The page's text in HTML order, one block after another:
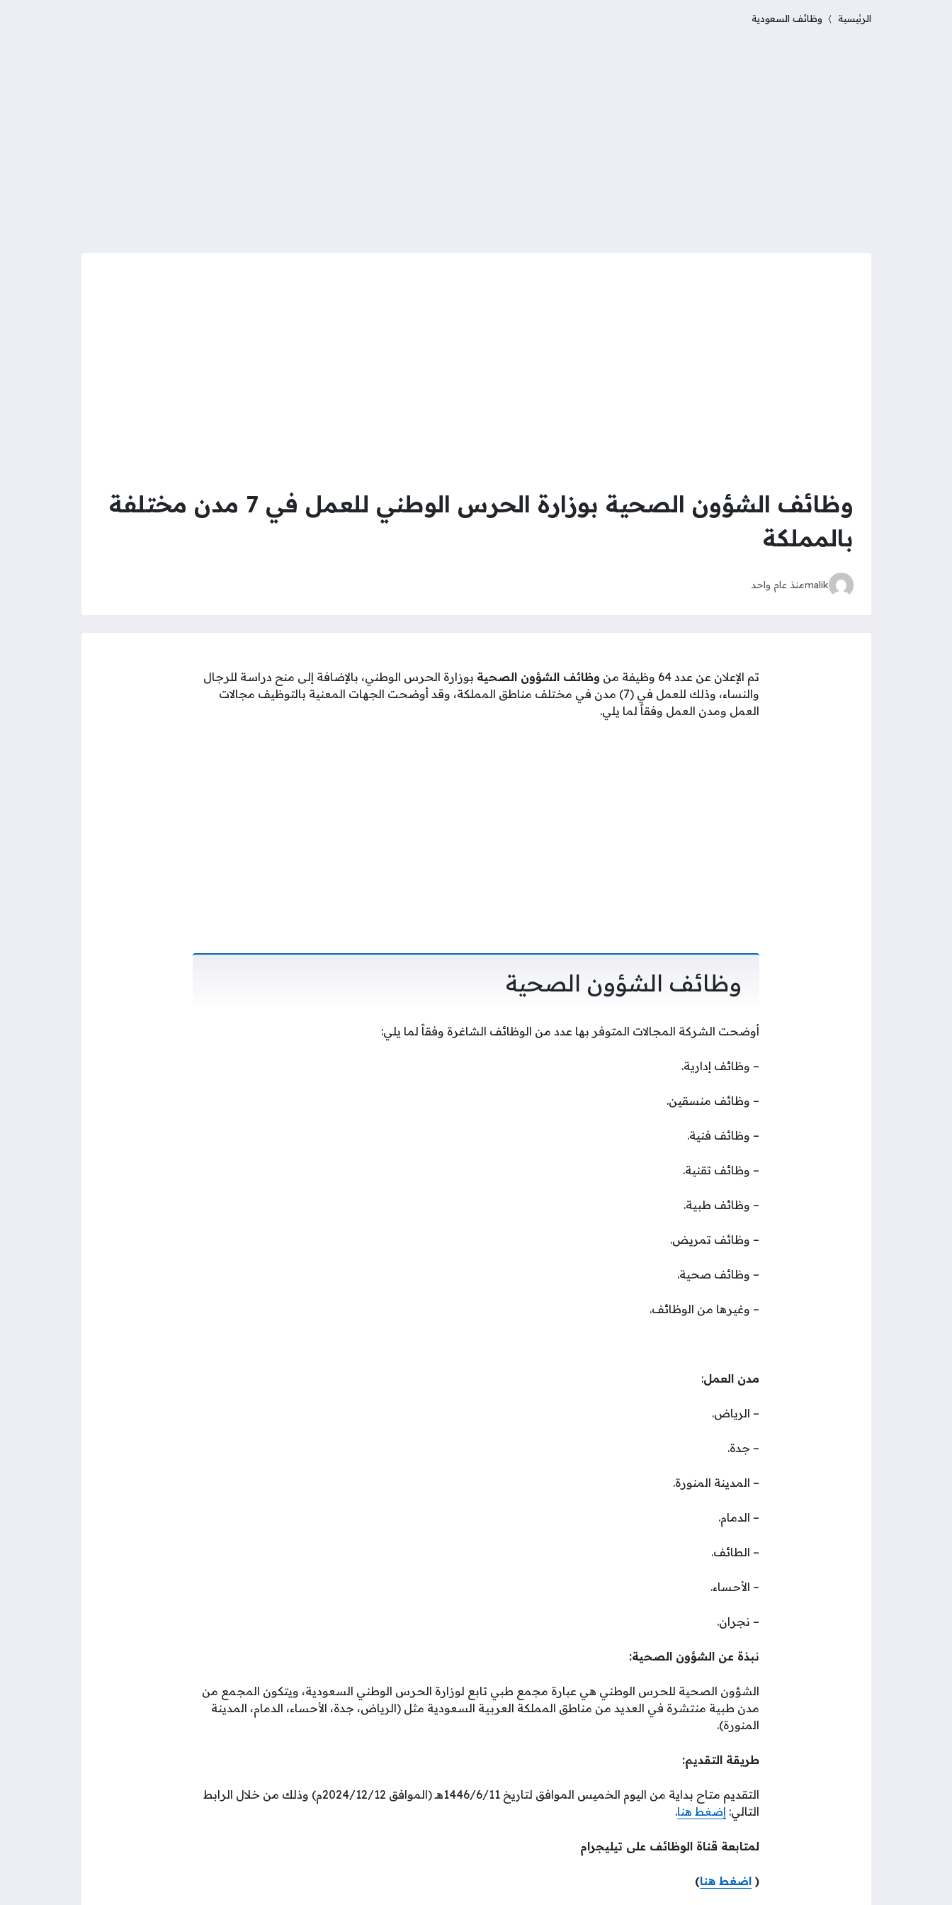
الرئيسية وظائف السعودية
وظائف الشؤون الصحية بوزارة الحرس الوطني للعمل في 7 مدن مختلفة
بالمملكة
malikمنذ عام واحد
تم الإعلان عن عدد 64 وظيفة من وظائف الشؤون الصحية بوزارة الحرس الوطني، بالإضافة إلى منح دراسة للرجال
والنساء، وذلك للعمل في (7) مدن في مختلف مناطق المملكة، وقد أوضحت الجهات المعنية بالتوظيف مجالات
العمل ومدن العمل وفقاً لما يلي.
وظائف الشؤون الصحية
أوضحت الشركة المجالات المتوفر بها عدد من الوظائف الشاغرة وفقاً لما يلي:
– وظائف إدارية.
– وظائف منسقين.
– وظائف فنية.
– وظائف تقنية.
– وظائف طبية.
– وظائف تمريض.
– وظائف صحية.
– وغيرها من الوظائف.
مدن العمل:
– الرياض.
– جدة.
– المدينة المنورة.
– الدمام.
– الطائف.
– الأحساء.
– نجران.
نبذة عن الشؤون الصحية:
الشؤون الصحية للحرس الوطني هي عبارة مجمع طبي تابع لوزارة الحرس الوطني السعودية، ويتكون المجمع من
مدن طبية منتشرة في العديد من مناطق المملكة العربية السعودية مثل (الرياض، جدة، الأحساء، الدمام، المدينة
المنورة).
طريقة التقديم:
التقديم متاح بداية من اليوم الخميس الموافق لتاريخ 1446/6/11هـ (الموافق 2024/12/12م) وذلك من خلال الرابط
التالي: إضغط هنا.
لمتابعة قناة الوظائف على تيليجرام
( اضغط هنا)